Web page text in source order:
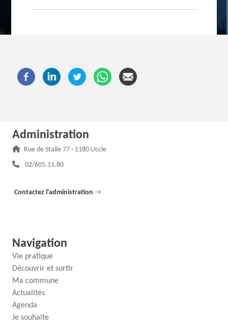
Administration
Adresse :
Rue de Stalle 77 - 1180 Uccle
Téléphone :
02/605.11.80
Contactez l'administration →
Navigation
Vie pratique
Découvrir et sortir
Ma commune
Actualités
Agenda
Je souhaite